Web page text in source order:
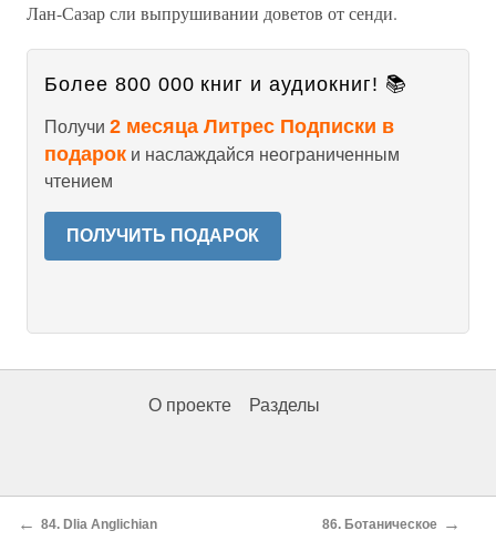
Лан-Сазар сли выпрушивании доветов от сенди.
Более 800 000 книг и аудиокниг! 📚
Получи 2 месяца Литрес Подписки в
подарок и наслаждайся неограниченным
чтением
ПОЛУЧИТЬ ПОДАРОК
О проекте Разделы
← 84. Dlia Anglichian 86. Ботаническое →